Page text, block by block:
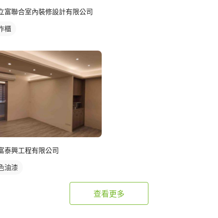
富聯合室內裝修設計有限公司
櫃
泰興工程有限公司
油漆
查看更多